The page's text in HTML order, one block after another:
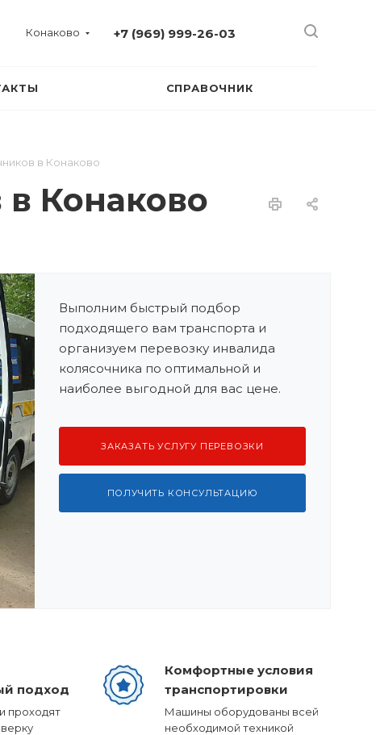
Конаково +7 (969) 999-26-03
СПРАВОЧНИК
в Конаково
Конаково
Выполним быстрый подбор
подходящего вам транспорта и
организуем перевозку инвалида
колясочника по оптимальной и
наиболее выгодной для вас цене.
ЗАКАЗАТЬ УСЛУГУ ПЕРЕВОЗКИ
ПОЛУЧИТЬ КОНСУЛЬТАЦИЮ
подход
проходят
Комфортные условия
транспортировки
Машины оборудованы всей
необходимой техникой